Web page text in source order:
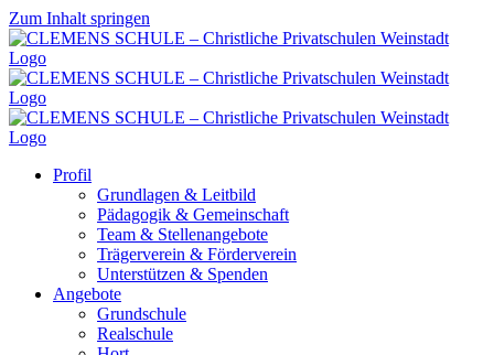
Zum Inhalt springen
Profil
Grundlagen & Leitbild
Pädagogik & Gemeinschaft
Team & Stellenangebote
Trägerverein & Förderverein
Unterstützen & Spenden
Angebote
Grundschule
Realschule